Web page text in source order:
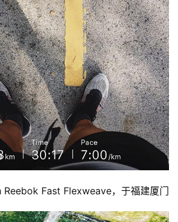
Fast Flexweave，于福建厦门